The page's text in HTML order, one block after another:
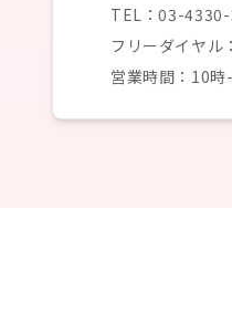
TEL：03-
フリーダイヤ
営業時間：10